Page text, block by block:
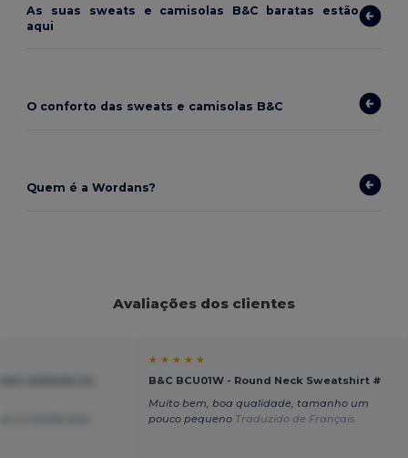
As suas sweats e camisolas B&C baratas estão
aqui
O conforto das sweats e camisolas B&C
Quem é a Wordans?
Avaliações dos clientes
★ ★ ★ ★ ★
B&C BCU01W - Round Neck Sweatshirt #
Muito bem, boa qualidade, tamanho um
pouco pequeno Traduzido de Français